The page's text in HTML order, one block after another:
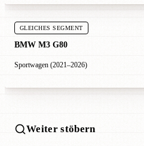
GLEICHES SEGMENT
BMW M3 G80
Sportwagen (2021–2026)
Weiter stöbern